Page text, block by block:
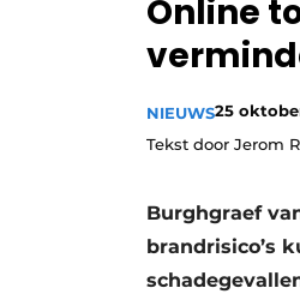
Video’s
Online
NIEUWS25
Tekst door Jerom
Burghgraef
brandrisico’s